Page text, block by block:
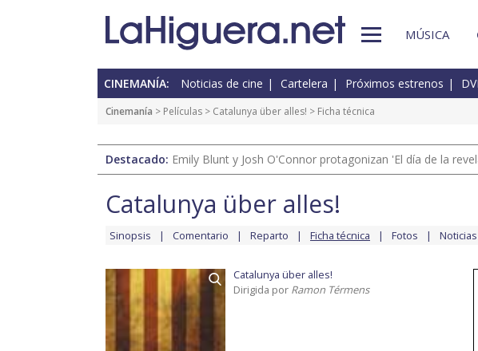
MÚSICA
CINEMANÍA: Noticias de cine Cartelera Próximos estrenos
Cinemanía > Películas > Catalunya über alles! > Ficha técnica
Destacado: Emily Blunt y Josh O'Connor protagonizan 'El día de la
Catalunya über alles!
Sinopsis Comentario Reparto Ficha técnica Fotos Noticias
Catalunya über alles!
Dirigida por Ramon Térmens